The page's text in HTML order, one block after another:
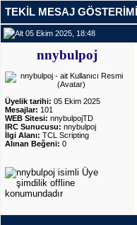
TEKIL MESAJ GÖSTERIMI
05 Ekim 2025, 18:48
nnybulpoj
Üyelik tarihi: 05 Ekim 2025
Mesajlar: 101
WEB Sitesi: nnybulpojTD
IRC Sunucusu: nnybulpoj
İlgi Alanı: TCL Scripting
Alınan Beğeni: 0